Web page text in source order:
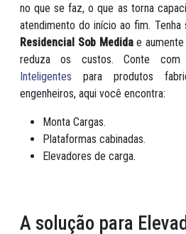
no que se faz, o que as torna
atendimento do início ao fim.
Residencial Sob Medidae aumente
reduza os custos. Conte
Inteligentes para produtos
engenheiros, aqui você encontra:
Monta Cargas.
Plataformas cabinadas.
Elevadores de carga.
A solução para